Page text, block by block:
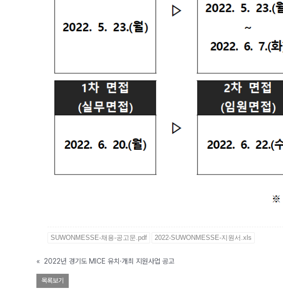
SUWONMESSE-채용-공고문.pdf 2022-SUWONMESSE-지원서.xls
« 2022년 경기도 MICE 유치·개최 지원사업 공고
목록보기